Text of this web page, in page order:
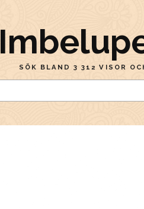
SÖK BLAND 3 312 VISOR